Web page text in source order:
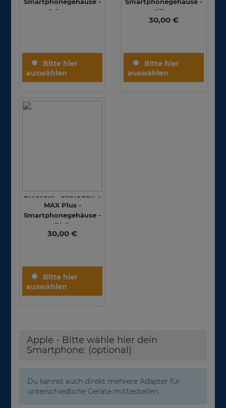
Schwarz
Silber
30,00 €
Divevolk - SeaTouch 4
MAX Plus -
Smartphonegehäuse -
Pink
30,00 €
Apple - Bitte wähle hier dein
Smartphone: (optional)
Du kannst auch direkt mehrere Adapter für
unterschiedliche Geräte mitbestellen.